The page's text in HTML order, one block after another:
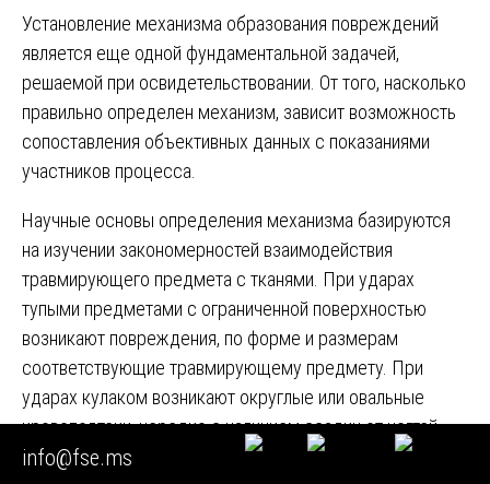
Установление механизма образования повреждений
является еще одной фундаментальной задачей,
решаемой при освидетельствовании. От того, насколько
правильно определен механизм, зависит возможность
сопоставления объективных данных с показаниями
участников процесса.
Научные основы определения механизма базируются
на изучении закономерностей взаимодействия
травмирующего предмета с тканями. При ударах
тупыми предметами с ограниченной поверхностью
возникают повреждения, по форме и размерам
соответствующие травмирующему предмету. При
ударах кулаком возникают округлые или овальные
кровоподтеки, нередко с наличием ссадин от ногтей.
При ударах ногой — обширные кровоподтеки
info@fse.ms